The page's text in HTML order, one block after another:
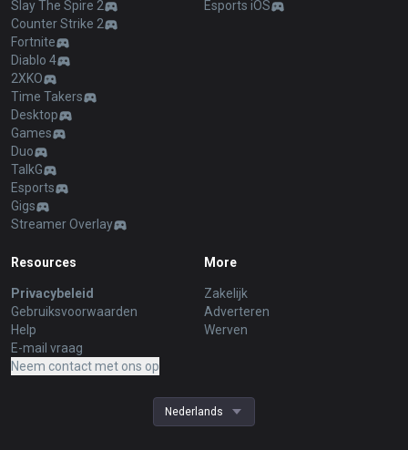
Slay The Spire 2
Counter Strike 2
Fortnite
Diablo 4
2XKO
Time Takers
Desktop
Games
Duo
TalkG
Esports
Gigs
Streamer Overlay
Esports iOS
Resources
Privacybeleid
Gebruiksvoorwaarden
Help
E-mail vraag
Neem contact met ons op
More
Zakelijk
Adverteren
Werven
Nederlands